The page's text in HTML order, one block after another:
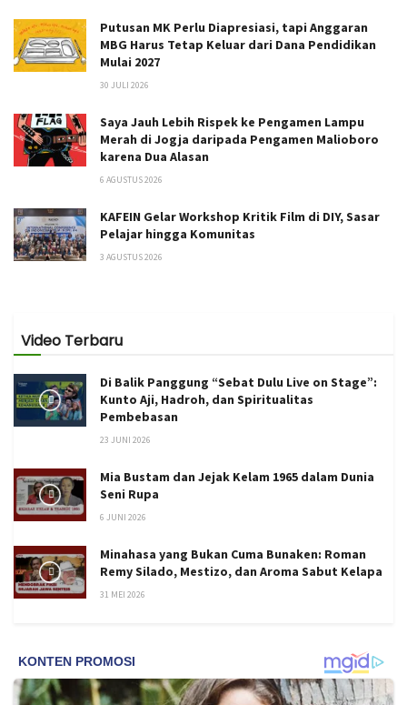
Putusan MK Perlu Diapresiasi, tapi Anggaran
MBG Harus Tetap Keluar dari Dana Pendidikan
Mulai 2027
30 JULI 2026
Saya Jauh Lebih Rispek ke Pengamen Lampu
Merah di Jogja daripada Pengamen Malioboro
karena Dua Alasan
6 AGUSTUS 2026
KAFEIN Gelar Workshop Kritik Film di DIY, Sasar
Pelajar hingga Komunitas
3 AGUSTUS 2026
Video Terbaru
Di Balik Panggung “Sebat Dulu Live on Stage”:
Kunto Aji, Hadroh, dan Spiritualitas
Pembebasan
23 JUNI 2026
Mia Bustam dan Jejak Kelam 1965 dalam Dunia
Seni Rupa
6 JUNI 2026
Minahasa yang Bukan Cuma Bunaken: Roman
Remy Silado, Mestizo, dan Aroma Sabut Kelapa
31 MEI 2026